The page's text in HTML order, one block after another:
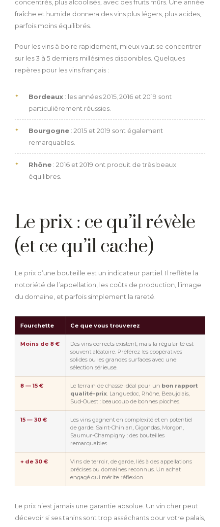
concentrés, plus alcoolisés, avec des fruits mûrs. Une année
fraîche et humide donnera des vins plus légers, plus acides,
parfois moins équilibrés.
Pour les vins à boire rapidement, mieux vaut se concentrer
sur les 3 à 5 derniers millésimes disponibles. Quelques
repères pour les vins français :
Bordeaux : les années 2015, 2016 et 2019 sont
particulièrement réussies.
Bourgogne : 2015 et 2019 sont également
remarquables.
Rhône : 2016 et 2019 ont produit de très beaux
équilibres.
Le prix : ce qu’il révèle
(et ce qu’il cache)
Le prix d’une bouteille est un indicateur partiel. Il reflète la
notoriété de l’appellation, les coûts de production, l’image
du domaine, et parfois simplement la rareté.
Fourchette Ce que vous trouverez
Moins de 8 €
Des vins corrects existent, mais la régularité est
souvent aléatoire. Préférez les coopératives
solides ou les grandes surfaces avec une
sélection sérieuse.
8 — 15 € Le terrain de chasse idéal pour un bon rapport
qualité-prix . Languedoc, Rhône, Beaujolais,
Sud-Ouest : beaucoup de bonnes pioches.
15 — 30 €
Les vins gagnent en complexité et en potentiel
de garde. Saint-Chinian, Gigondas, Morgon,
Saumur-Champigny : des bouteilles
remarquables.
+ de 30 €
Vins de terroir, de garde, liés à des appellations
précises ou domaines reconnus. Un achat
engagé qui mérite réflexion.
Le prix n’est jamais une garantie absolue. Un vin cher peut
décevoir si ses tanins sont trop asséchants pour votre palais,